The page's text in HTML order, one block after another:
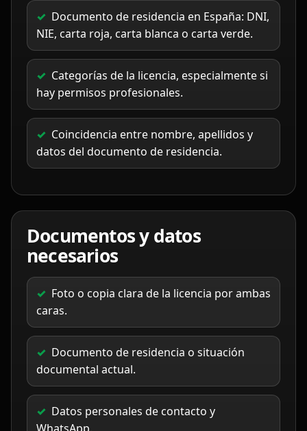
Documento de residencia en España: DNI,
NIE, carta roja, carta blanca o carta verde.
Categorías de la licencia, especialmente si
hay permisos profesionales.
Coincidencia entre nombre, apellidos y
datos del documento de residencia.
Documentos y datos
necesarios
Foto o copia clara de la licencia por ambas
caras.
Documento de residencia o situación
documental actual.
Datos personales de contacto y